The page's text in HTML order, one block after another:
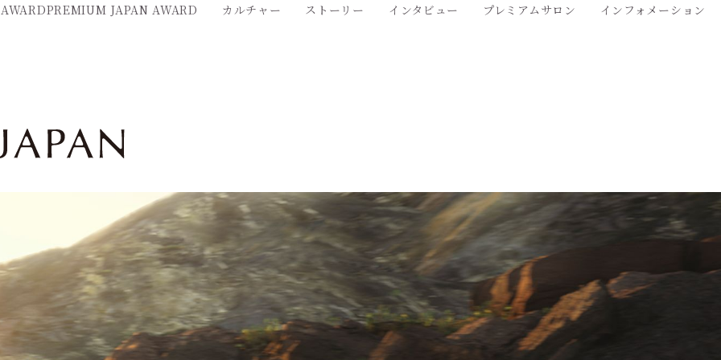
PREMIUM JAPAN AWARD カルチャー ストーリー インタビュー プレミアムサロン インフォメーション